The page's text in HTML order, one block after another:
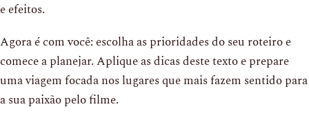
e efeitos.
Agora é com você: escolha as prioridades do seu roteiro e
comece a planejar. Aplique as dicas deste texto e prepare
uma viagem focada nos lugares que mais fazem sentido para
a sua paixão pelo filme.